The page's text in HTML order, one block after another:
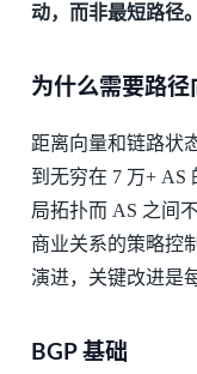
动，而非最短路径。
为什么需要路径
距离向量和链路状
到无穷在 7 万+ AS
局拓扑而 AS 之间
商业关系的策略控
演进，关键改进是
BGP 基础